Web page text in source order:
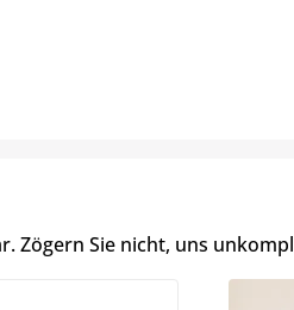
Zögern Sie nicht, uns